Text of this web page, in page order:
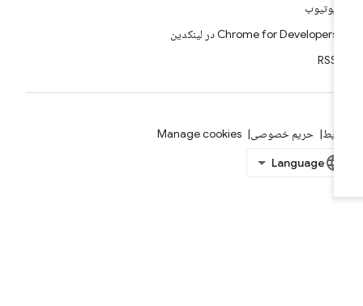
یوتیوب
Chrome for Developers در لینکدین
حریم خصوصی Manage cookies